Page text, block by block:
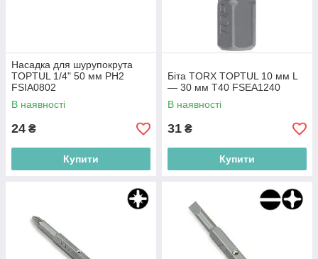
Насадка для шурупокрута
TOPTUL 1/4" 50 мм PH2
FSIA0802
В наявності
24 ₴
Купити
Біта TORX TOPTUL 10 мм L
— 30 мм T40 FSEA1240
В наявності
31 ₴
Купити